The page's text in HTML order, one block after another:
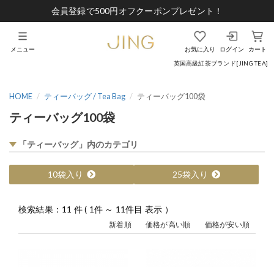
会員登録で500円オフクーポンプレゼント！
英国高級紅茶ブランド[JING TEA]
お気に入り ログイン カート
メニュー
HOME ティーバッグ / Tea Bag ティーバッグ100袋
ティーバッグ100袋
「ティーバッグ」内のカテゴリ
10袋入り 25袋入り
検索結果：11 件 ( 1件 ～ 11件目 表示 ）
新着順 価格が高い順 価格が安い順